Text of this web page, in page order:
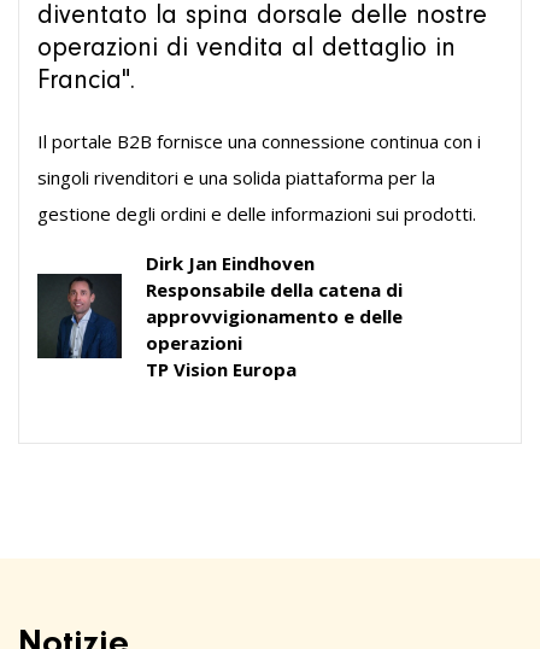
diventato la spina dorsale delle nostre
operazioni di vendita al dettaglio in
Francia".
Il portale B2B fornisce una connessione continua con i
singoli rivenditori e una solida piattaforma per la
gestione degli ordini e delle informazioni sui prodotti.
Dirk Jan Eindhoven
Responsabile della catena di
approvvigionamento e delle
operazioni
TP Vision Europa